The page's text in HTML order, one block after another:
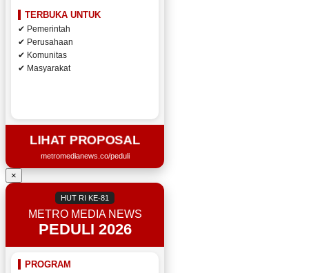
TERBUKA UNTUK
✔ Pemerintah
✔ Perusahaan
✔ Komunitas
✔ Masyarakat
LIHAT PROPOSAL
metromedianews.co/peduli
×
HUT RI KE-81
METRO MEDIA NEWS
PEDULI 2026
PROGRAM